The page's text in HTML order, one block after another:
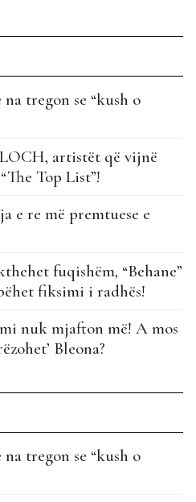
tregon se “kush o
artistët që vijnë
Top List”!
e re më premtuese e
fuqishëm, “Behane”
fiksimi i radhës!
nuk mjafton më! A mos
Bleona?
tregon se “kush o